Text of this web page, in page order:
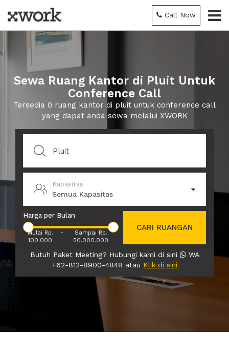
Call Now
Sewa Ruang Kantor di Pluit Untuk
Conference Call
Tersedia 0 ruang kantor di pluit untuk conference call
yang dapat anda sewa melalui XWORK
Kapasitas
Semua Kapasitas
Harga per Bulan
Mulai Rp.
100.000
-
Sampai Rp.
50.000.000
CARI RUANGAN
Butuh Paket Meeting? Hubungi kami di sini
WA
+62-812-8900-4848 atau Klik di sini